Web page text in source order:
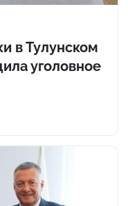
в Тулунском
уголовное